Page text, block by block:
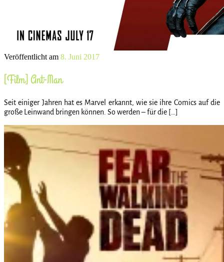
Veröffentlicht am 8. Juni 2017
[Film] Ant-Man
Seit einiger Jahren hat es Marvel erkannt, wie sie ihre Comics auf die
große Leinwand bringen können. So werden – für die […]